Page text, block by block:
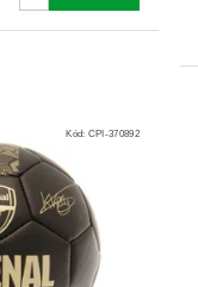
Kód: CPI-370892